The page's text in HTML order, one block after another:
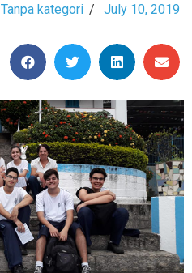
Tanpa kategori / July 10, 2019